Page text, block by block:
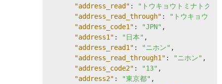
"address_read" :
"トウキョウトミナトクミ
"address_read_through" :
"トウキョウト
"address_code1" : "JPN" ,
"address1" : "日本" ,
"address_read1" : "ニホン" ,
"address_read_through1" : "ニホン" ,
"address_code2" : "13" ,
"address2" : "東京都" ,